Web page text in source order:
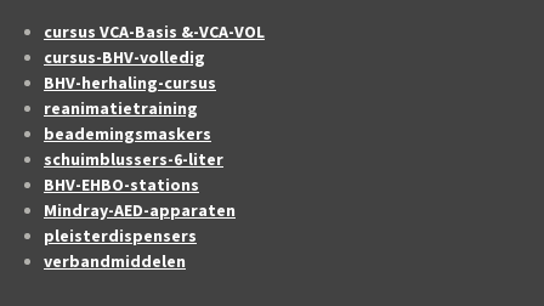
cursus VCA-Basis &-VCA-VOL
cursus-BHV-volledig
BHV-herhaling-cursus
reanimatietraining
beademingsmaskers
schuimblussers-6-liter
BHV-EHBO-stations
Mindray-AED-apparaten
pleisterdispensers
verbandmiddelen